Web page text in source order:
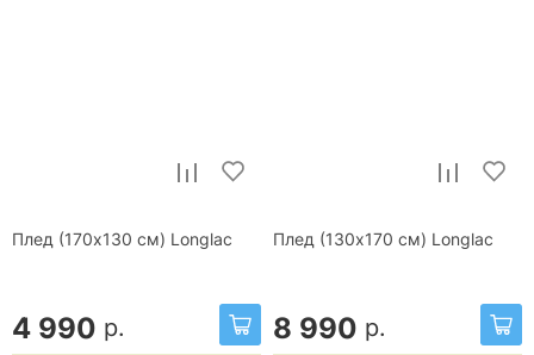
Плед (170x130 см) Longlac
4 990 р.
Плед (130x170 см) Longlac
8 990 р.